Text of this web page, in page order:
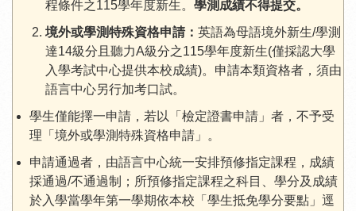
程條件之115學年度新生。 學測成績不得提交。
境外或學測特殊資格申請： 英語為母語境外新生/學測
達14級分且聽力A級分之115學年度新生(僅採認大學
入學考試中心提供本校成績)。申請本類資格者，須由
語言中心另行加考口試。
學生僅能擇一申請，若以「檢定證書申請」者，不予受
理「境外或學測特殊資格申請」。
申請通過者，由語言中心統一安排預修指定課程，成績
採通過/不通過制；所預修指定課程之科目、學分及成績
於入學當學年第一學期依本校「學生抵免學分要點」逕